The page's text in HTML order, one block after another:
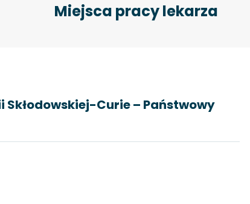
Miejsca pracy lekarza
Curie – Państwowy